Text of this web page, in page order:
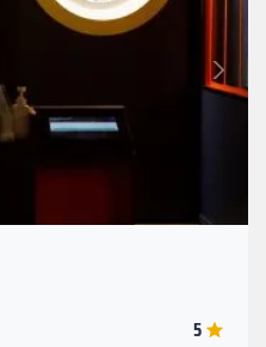
Suivant
5